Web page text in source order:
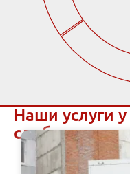
Наши услуги
слобода